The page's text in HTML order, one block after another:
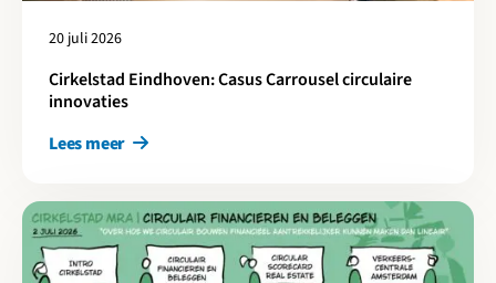
20 juli 2026
Cirkelstad Eindhoven: Casus Carrousel circulaire
innovaties
Lees meer
Lees meer over Meten is scoren: Circulair financieren en